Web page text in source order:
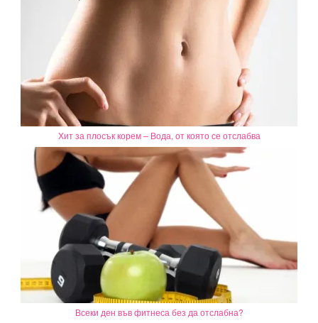
Хит за плосък корем – Вода, от която се отслабва
Всеки ден във фитнеса без да отслабна?